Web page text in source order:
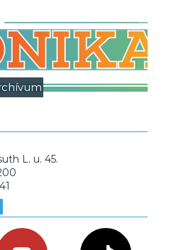
L. u. 45.